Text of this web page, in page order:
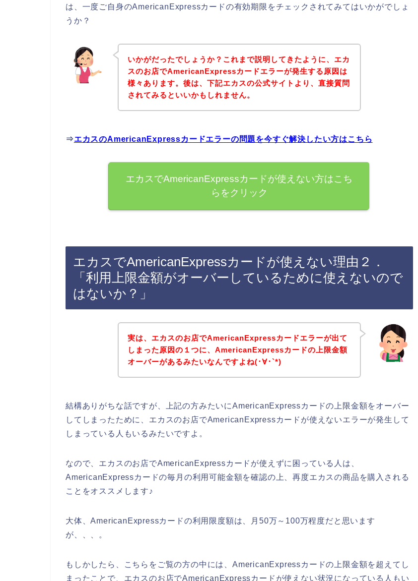
は、一度ご自身のAmericanExpressカードの有効期限をチェックされてみてはいかがでしょ
うか？
いかがだったでしょうか？これまで説明してきたように、エカ
スのお店でAmericanExpressカードエラーが発生する原因は
様々あります。後は、下記エカスの公式サイトより、直接質問
されてみるといいかもしれません。
⇒エカスのAmericanExpressカードエラーの問題を今すぐ解決したい方はこちら
エカスでAmericanExpressカードが使えない方はこち
らをクリック
エカスでAmericanExpressカードが使えない理由２．
「利用上限金額がオーバーしているために使えないので
はないか？」
実は、エカスのお店でAmericanExpressカードエラーが出て
しまった原因の１つに、AmericanExpressカードの上限金額
オーバーがあるみたいなんですよね(･∀･`*)
結構ありがちな話ですが、上記の方みたいにAmericanExpressカードの上限金額をオーバー
してしまったために、エカスのお店でAmericanExpressカードが使えないエラーが発生して
しまっている人もいるみたいですよ。
なので、エカスのお店でAmericanExpressカードが使えずに困っている人は、
AmericanExpressカードの毎月の利用可能金額を確認の上、再度エカスの商品を購入される
ことをオススメします♪
大体、AmericanExpressカードの利用限度額は、月50万～100万程度だと思います
が、、、。
もしかしたら、こちらをご覧の方の中には、AmericanExpressカードの上限金額を超えてし
まったことで、エカスのお店でAmericanExpressカードが使えない状況になっている人もい